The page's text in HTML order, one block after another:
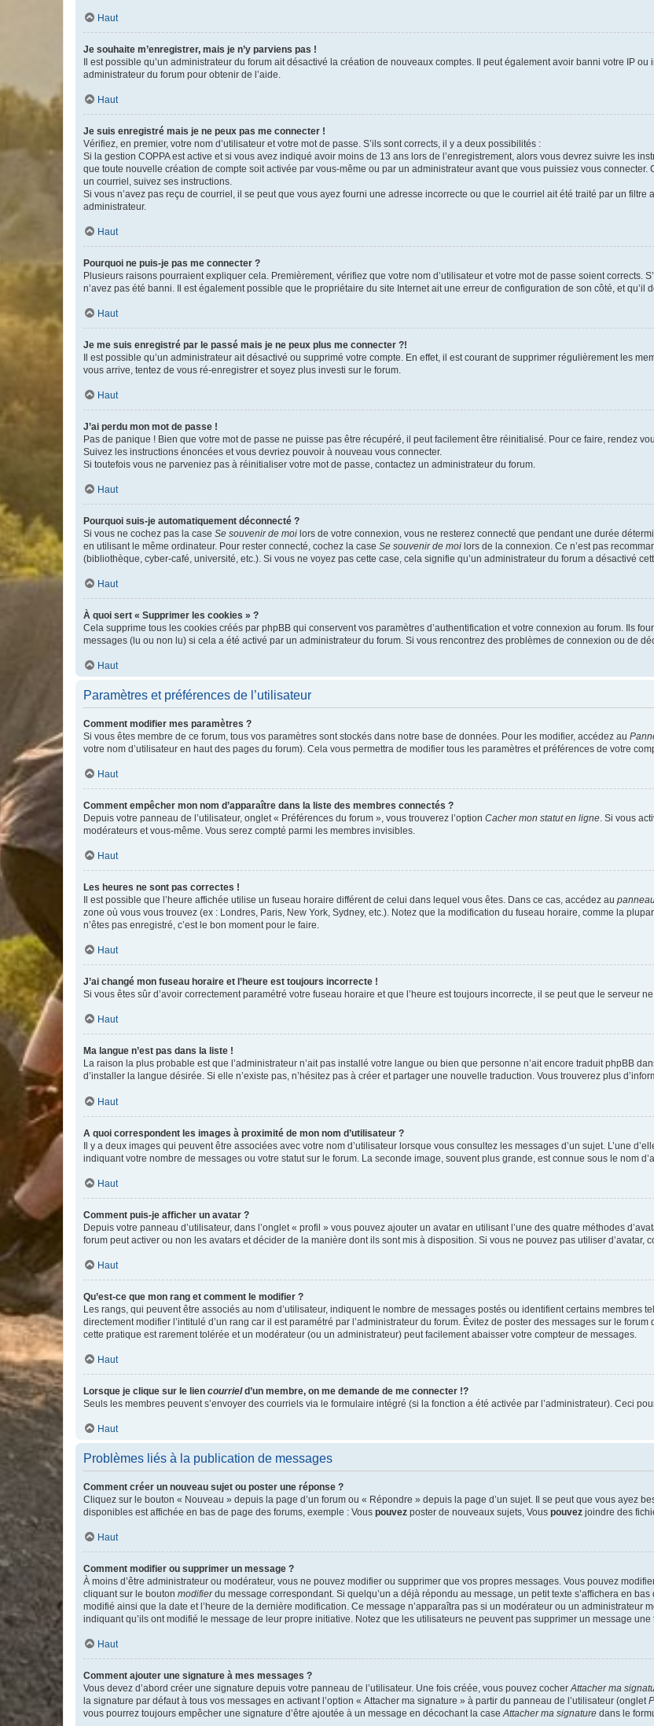
Haut
Je souhaite m’enregistrer, mais je n’y parviens pas !
Il est possible qu’un administrateur du forum ait désactivé la création de nouveaux comptes. Il peut également avoir banni votre IP
administrateur du forum pour obtenir de l’aide.
Haut
Je suis enregistré mais je ne peux pas me connecter !
Vérifiez, en premier, votre nom d’utilisateur et votre mot de passe. S’ils sont corrects, il y a deux possibilités :
Si la gestion COPPA est active et si vous avez indiqué avoir moins de 13 ans lors de l’enregistrement, alors vous devrez suivre les
que toute nouvelle création de compte soit activée par vous-même ou par un administrateur avant que vous puissiez vous
un courriel, suivez ses instructions.
Si vous n’avez pas reçu de courriel, il se peut que vous ayez fourni une adresse incorrecte ou que le courriel ait été traité par un filtre
administrateur.
Haut
Pourquoi ne puis-je pas me connecter ?
Plusieurs raisons pourraient expliquer cela. Premièrement, vérifiez que votre nom d’utilisateur et votre mot de passe soient corrects.
n’avez pas été banni. Il est également possible que le propriétaire du site Internet ait une erreur de configuration de son côté, et qu’il
Haut
Je me suis enregistré par le passé mais je ne peux plus me connecter ?!
Il est possible qu’un administrateur ait désactivé ou supprimé votre compte. En effet, il est courant de supprimer régulièrement les
vous arrive, tentez de vous ré-enregistrer et soyez plus investi sur le forum.
Haut
J’ai perdu mon mot de passe !
Pas de panique ! Bien que votre mot de passe ne puisse pas être récupéré, il peut facilement être réinitialisé. Pour ce faire, rendez
Suivez les instructions énoncées et vous devriez pouvoir à nouveau vous connecter.
Si toutefois vous ne parveniez pas à réinitialiser votre mot de passe, contactez un administrateur du forum.
Haut
Pourquoi suis-je automatiquement déconnecté ?
Si vous ne cochez pas la case Se souvenir de moi lors de votre connexion, vous ne resterez connecté que pendant une durée
en utilisant le même ordinateur. Pour rester connecté, cochez la case Se souvenir de moi lors de la connexion. Ce n’est pas
(bibliothèque, cyber-café, université, etc.). Si vous ne voyez pas cette case, cela signifie qu’un administrateur du forum a désactivé
Haut
À quoi sert « Supprimer les cookies » ?
Cela supprime tous les cookies créés par phpBB qui conservent vos paramètres d’authentification et votre connexion au forum. Ils
messages (lu ou non lu) si cela a été activé par un administrateur du forum. Si vous rencontrez des problèmes de connexion ou de
Haut
Paramètres et préférences de l’utilisateur
Comment modifier mes paramètres ?
Si vous êtes membre de ce forum, tous vos paramètres sont stockés dans notre base de données. Pour les modifier, accédez au
votre nom d’utilisateur en haut des pages du forum). Cela vous permettra de modifier tous les paramètres et préférences de votre
Haut
Comment empêcher mon nom d’apparaître dans la liste des membres connectés ?
Depuis votre panneau de l’utilisateur, onglet « Préférences du forum », vous trouverez l’option Cacher mon statut en ligne. Si vous
modérateurs et vous-même. Vous serez compté parmi les membres invisibles.
Haut
Les heures ne sont pas correctes !
Il est possible que l’heure affichée utilise un fuseau horaire différent de celui dans lequel vous êtes. Dans ce cas, accédez au
zone où vous vous trouvez (ex : Londres, Paris, New York, Sydney, etc.). Notez que la modification du fuseau horaire, comme la
n’êtes pas enregistré, c’est le bon moment pour le faire.
Haut
J’ai changé mon fuseau horaire et l’heure est toujours incorrecte !
Si vous êtes sûr d’avoir correctement paramétré votre fuseau horaire et que l’heure est toujours incorrecte, il se peut que le serveur
Haut
Ma langue n’est pas dans la liste !
La raison la plus probable est que l’administrateur n’ait pas installé votre langue ou bien que personne n’ait encore traduit phpBB
d’installer la langue désirée. Si elle n’existe pas, n’hésitez pas à créer et partager une nouvelle traduction. Vous trouverez plus
Haut
A quoi correspondent les images à proximité de mon nom d’utilisateur ?
Il y a deux images qui peuvent être associées avec votre nom d’utilisateur lorsque vous consultez les messages d’un sujet. L’une
indiquant votre nombre de messages ou votre statut sur le forum. La seconde image, souvent plus grande, est connue sous le nom
Haut
Comment puis-je afficher un avatar ?
Depuis votre panneau d’utilisateur, dans l’onglet « profil » vous pouvez ajouter un avatar en utilisant l’une des quatre méthodes
forum peut activer ou non les avatars et décider de la manière dont ils sont mis à disposition. Si vous ne pouvez pas utiliser d’avatar,
Haut
Qu’est-ce que mon rang et comment le modifier ?
Les rangs, qui peuvent être associés au nom d’utilisateur, indiquent le nombre de messages postés ou identifient certains membres
directement modifier l’intitulé d’un rang car il est paramétré par l’administrateur du forum. Évitez de poster des messages sur le
cette pratique est rarement tolérée et un modérateur (ou un administrateur) peut facilement abaisser votre compteur de messages.
Haut
Lorsque je clique sur le lien courrield’un membre, on me demande de me connecter !?
Seuls les membres peuvent s’envoyer des courriels via le formulaire intégré (si la fonction a été activée par l’administrateur). Ceci
Haut
Problèmes liés à la publication de messages
Comment créer un nouveau sujet ou poster une réponse ?
Cliquez sur le bouton « Nouveau » depuis la page d’un forum ou « Répondre » depuis la page d’un sujet. Il se peut que vous ayez
disponibles est affichée en bas de page des forums, exemple : Vous pouvez poster de nouveaux sujets, Vous pouvez joindre des
Haut
Comment modifier ou supprimer un message ?
À moins d’être administrateur ou modérateur, vous ne pouvez modifier ou supprimer que vos propres messages. Vous pouvez
cliquant sur le bouton modifierdu message correspondant. Si quelqu’un a déjà répondu au message, un petit texte s’affichera en
modifié ainsi que la date et l’heure de la dernière modification. Ce message n’apparaîtra pas si un modérateur ou un administrateur
indiquant qu’ils ont modifié le message de leur propre initiative. Notez que les utilisateurs ne peuvent pas supprimer un message une
Haut
Comment ajouter une signature à mes messages ?
Vous devez d’abord créer une signature depuis votre panneau de l’utilisateur. Une fois créée, vous pouvez cocherAttacher ma
la signature par défaut à tous vos messages en activant l’option « Attacher ma signature » à partir du panneau de l’utilisateur (onglet
vous pourrez toujours empêcher une signature d’être ajoutée à un message en décochant la caseAttacher ma signature dans le